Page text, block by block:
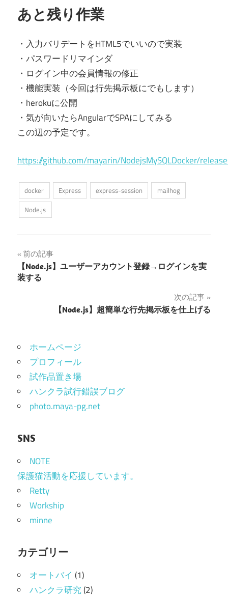
あと残り作業
・入力バリデートをHTML5でいいので実装
・パスワードリマインダ
・ログイン中の会員情報の修正
・機能実装（今回は行先掲示板にでもします）
・herokuに公開
・気が向いたらAngularでSPAにしてみる
この辺の予定です。
https://github.com/mayarin/NodejsMySQLDocker/
docker Express express-session
mailhog
Node.js
投
稿
ー
シ
ョ
ン
前の記事
【Node.js】ユーザーアカウント登録→ログインを実
装する
次の記事
【Node.js】超簡単な行先掲示板を仕上げる
ホームページ
プロフィール
試作品置き場
ハンクラ試行錯誤ブログ
photo.maya-pg.net
SNS
NOTE
保護猫活動を応援しています。
Retty
Workship
minne
カテゴリー
オートバイ (1)
ハンクラ研究(2)